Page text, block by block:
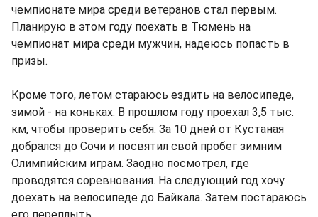
чемпионате мира среди ветеранов стал первым.
Планирую в этом году поехать в Тюмень на
чемпионат мира среди мужчин, надеюсь попасть в
призы.
Кроме того, летом стараюсь ездить на велосипеде,
зимой - на коньках. В прошлом году проехал 3,5 тыс.
км, чтобы проверить себя. За 10 дней от Кустаная
добрался до Сочи и посвятил свой пробег зимним
Олимпийским играм. Заодно посмотрел, где
проводятся соревнования. На следующий год хочу
доехать на велосипеде до Байкала. Затем постараюсь